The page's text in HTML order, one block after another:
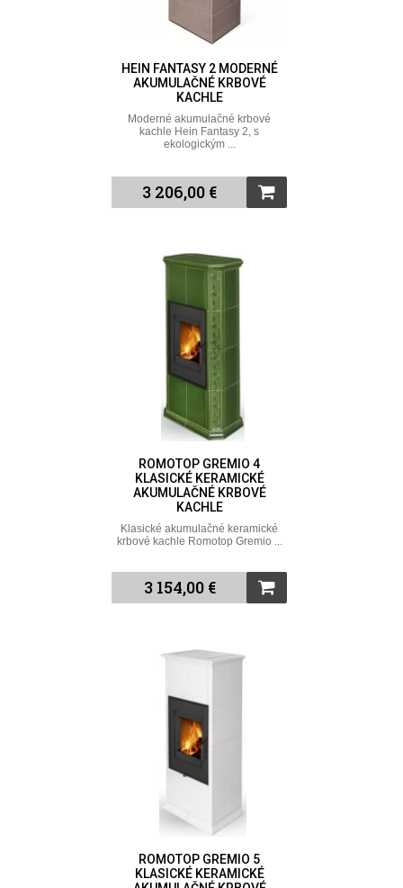
HEIN FANTASY 2 MODERNÉ
AKUMULAČNÉ KRBOVÉ
KACHLE
Moderné akumulačné krbové
kachle Hein Fantasy 2, s
ekologickým ...
3 206,00 €
ROMOTOP GREMIO 4
KLASICKÉ KERAMICKÉ
AKUMULAČNÉ KRBOVÉ
KACHLE
Klasické akumulačné keramické
krbové kachle Romotop Gremio ...
3 154,00 €
ROMOTOP GREMIO 5
KLASICKÉ KERAMICKÉ